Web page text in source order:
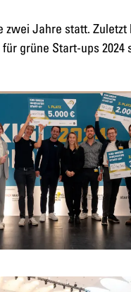
zwei Jahre statt. Zuletzt
grüne Start-ups 2024